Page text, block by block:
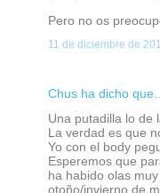
Pero no os
11 de diciembre de
Chus ha dicho que…
Una putadilla lo de
La verdad es que
Yo con el body
Esperemos que
ha habido olas
otoño/invierno de